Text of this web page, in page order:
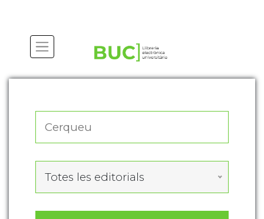
Totes les editorials